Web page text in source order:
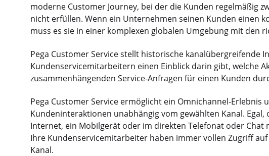
moderne Customer Journey, bei der die Kunden regelmäßig
nicht erfüllen. Wenn ein Unternehmen seinen Kunden einen
muss es sie in einer komplexen globalen Umgebung mit den
Pega Customer Service stellt historische kanalübergreifende
Kundenservicemitarbeitern einen Einblick darin gibt, welche
zusammenhängenden Service-Anfragen für einen Kunden
Pega Customer Service ermöglicht ein Omnichannel-
Kundeninteraktionen unabhängig vom gewählten Kanal.
Internet, ein Mobilgerät oder im direkten Telefonat oder
Ihre Kundenservicemitarbeiter haben immer vollen Zugriff
Kanal.